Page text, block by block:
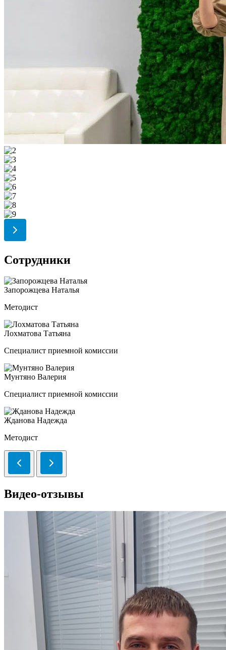
Сотрудники
Запорожцева Наталья
Методист
Лохматова Татьяна
Специалист приемной комиссии
Мунтяно Валерия
Специалист приемной комиссии
Жданова Надежда
Методист
Видео-отзывы